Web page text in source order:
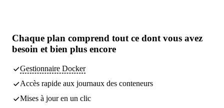
Chaque plan comprend tout ce dont vous avez
besoin et bien plus encore
Gestionnaire Docker
Accès rapide aux journaux des conteneurs
Mises à jour en un clic